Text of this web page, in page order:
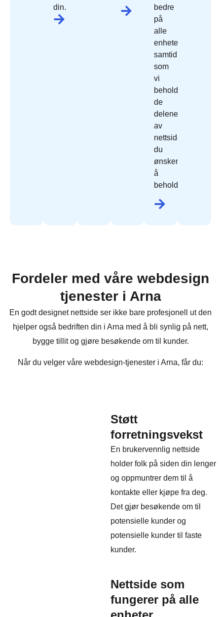
din.
bedre
på
alle
enheter,
samtidig
som
vi
beholder
de
delene
av
nettside
du
ønsker
å
beholde.
Fordeler med våre webdesign
tjenester i Arna
En godt designet nettside ser ikke bare profesjonell ut den
hjelper også bedriften din i Arna med å bli synlig på nett,
bygge tillit og gjøre besøkende om til kunder.
Når du velger våre webdesign-tjenester i Arna, får du:
Støtt
forretningsvekst
En brukervennlig nettside
holder folk på siden din lenger
og oppmuntrer dem til å
kontakte eller kjøpe fra deg.
Det gjør besøkende om til
potensielle kunder og
potensielle kunder til faste
kunder.
Nettside som
fungerer på alle